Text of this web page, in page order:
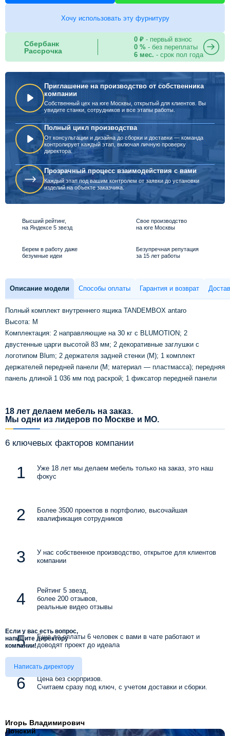
Хочу использовать эту фурнитуру
Сбербанк
Рассрочка
0 ₽- первый взнос
0 %- без переплаты
6 мес. - срок пол года
Приглашение на производство от собственника
компании
Собственный цех на юге Москвы, открытый для клиентов. Вы
увидите станки, сотрудников и все этапы работы.
Полный цикл производства
От консультации и дизайна до сборки и доставки — команда
контролирует каждый этап, включая личную проверку
директора.
Прозрачный процесс взаимодействия с вами
Каждый этап под вашим контролем от заявки до установки
изделий на объекте заказчика.
Высший рейтинг,
на Яндексе 5 звезд
Свое производство
на юге Москвы
Берем в работу даже
безумные идеи
Безупречная репутация
за 15 лет работы
Описание модели Способы оплаты Гарантия и возврат
Полный комплект внутреннего ящика TANDEMBOX antaro
Высота: M
Комплектация: 2 направляющие на 30 кг с BLUMOTION; 2
двустенные царги высотой 83 мм; 2 декоративные заглушки с
логотипом Blum; 2 держателя задней стенки (M); 1 комплект
держателей передней панели (M; материал — пластмасса); передняя
панель длиной 1 036 мм под раскрой; 1 фиксатор передней панели
18 лет делаем мебель на заказ.
Мы одни из лидеров по Москве и МО.
6 ключевых факторов компании
Уже 18 лет мы делаем мебель только на заказ, это наш
фокус
Более 3500 проектов в портфолио, высочайшая
квалификация сотрудников
У нас собственное производство, открытое для клиентов
компании
Рейтинг 5 звезд,
более 200 отзывов,
реальные видео отзывы
Еще до оплаты 6 человек с вами в чате работают и
доводят проект до идеала
Цена без сюрпризов.
Считаем сразу под ключ, с учетом доставки и сборки.
Если у вас есть вопрос,
напишите директору
компании!
Написать директору
Игорь Владимирович
Лонский